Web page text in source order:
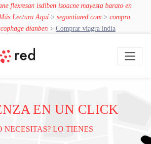
flexresan isdiben isoacne mayesta barato en
Lectura Aquí> segontiared.com > compra
dianben > Comprar viagra india
EN UN CLICK
NECESITAS? LO TIENES